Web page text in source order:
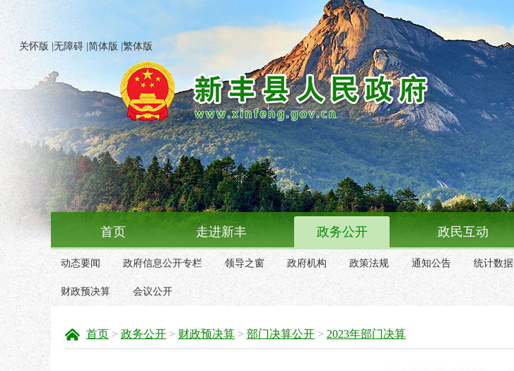
关怀版 无障碍 简体版 繁体版
首页 走进新丰 政务公开 政民互动
动态要闻 政府信息公开专栏 领导之窗 政府机构 政策法规 通知公告 统计数据
财政预决算 会议公开
首页 > 政务公开 > 财政预决算 > 部门决算公开 > 2023年部门决算